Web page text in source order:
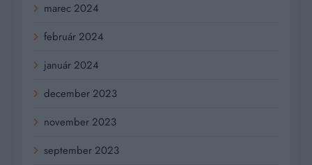
marec 2024
február 2024
január 2024
december 2023
november 2023
september 2023